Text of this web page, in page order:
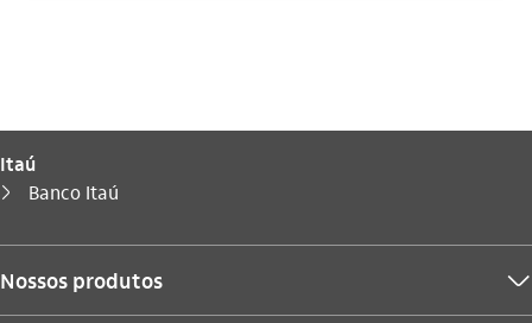
Itaú
seta_direita
Você está aqui:
Banco Itaú
Nossos produtos seta_baixo